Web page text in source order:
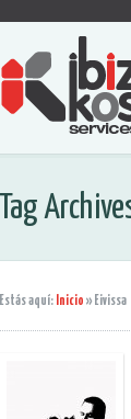
Tag
Estás aquí: Inicio » Eivissa